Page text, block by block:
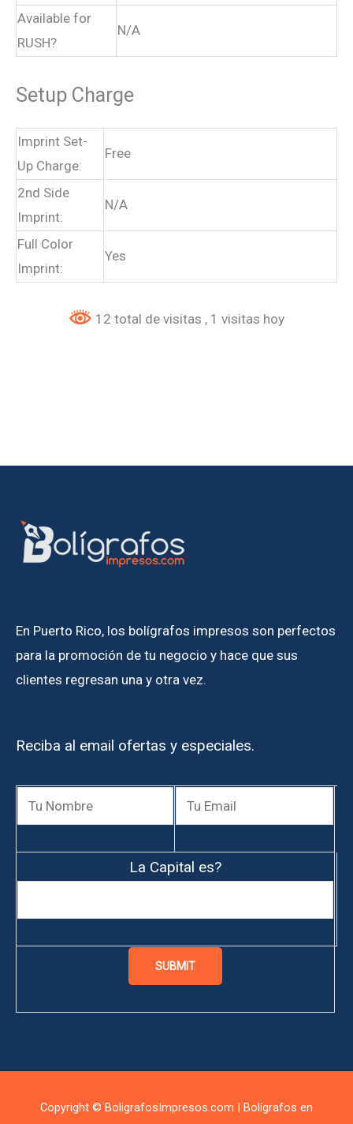
Available for
RUSH?
N/A
Setup Charge
Imprint Set-
Up Charge:
Free
2nd Side
Imprint:
N/A
Full Color
Imprint:
Yes
12 total de visitas , 1 visitas hoy
En Puerto Rico, los bolígrafos impresos son perfectos
para la promoción de tu negocio y hace que sus
clientes regresan una y otra vez.
Reciba al email ofertas y especiales.
La Capital es?
Copyright © BoligrafosImpresos.com | Bolígrafos en